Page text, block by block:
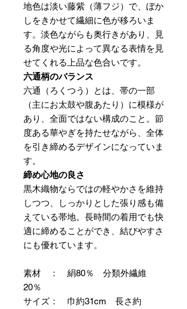
地色は淡い藤紫（薄フジ）で、ぼか
しをきかせて繊細に色が移ろいま
す。淡色ながらも奥行きがあり、見
る角度や光によって異なる表情を見
せてくれる上品な色合いです。
六通柄のバランス
六通（ろくつう）とは、帯の一部
（主にお太鼓や腹あたり）に模様が
あり、全面ではない構成のこと。節
度ある華やぎを持たせながら、全体
を引き締めるデザインになっていま
す。
締め心地の良さ
黒木織物ならではの軽やかさを維持
しつつ、しっかりとした張り感も備
えている帯地。長時間の着用でも快
適に締めることができ、結びやすさ
にも優れています。
素材 ： 絹80％ 分類外繊維
20％
サイズ： 巾約31cm 長さ約